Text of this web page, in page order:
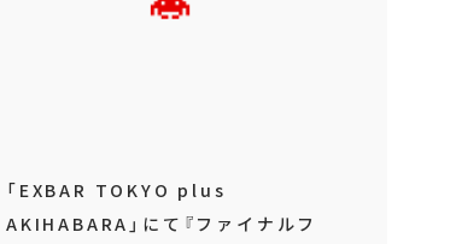
「EXBAR TOKYO plus
AKIHABARA」にて『ファイナルフ